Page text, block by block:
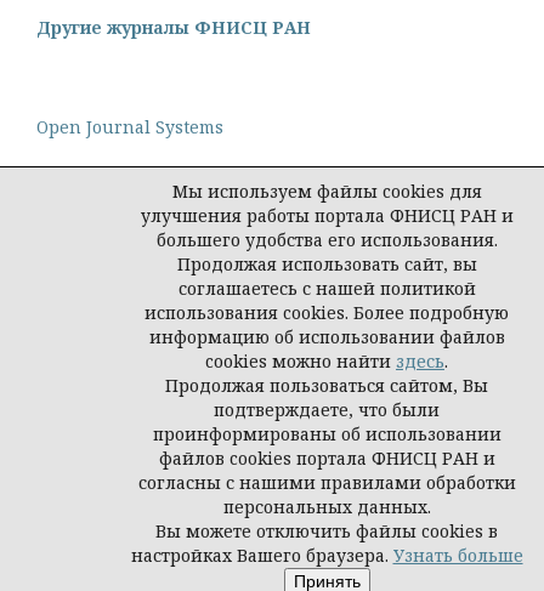
Другие журналы ФНИСЦ РАН
Open Journal Systems
Политика конфиденциальности персональных
© Редакция журнала "Интеракция, интервью,
интерпретация", 2026
Мы используем файлы cookies для
улучшения работы портала ФНИСЦ РАН и
большего удобства его использования.
Продолжая использовать сайт, вы
соглашаетесь с нашей политикой
использования cookies. Более подробную
информацию об использовании файлов
cookies можно найти здесь.
Продолжая пользоваться сайтом, Вы
подтверждаете, что были
проинформированы об использовании
файлов cookies портала ФНИСЦ РАН и
согласны с нашими правилами обработки
персональных данных.
Вы можете отключить файлы cookies в
настройках Вашего браузера. Узнать больше
Принять